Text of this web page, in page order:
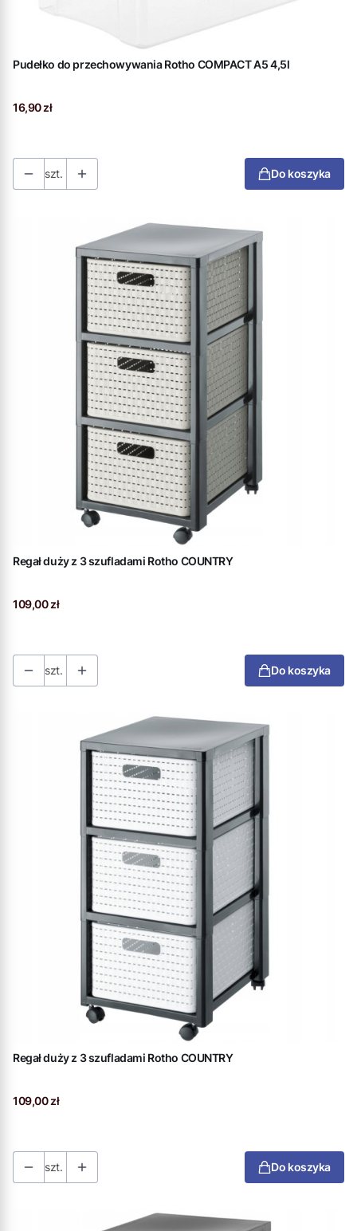
Pudełko do przechowywania Rotho COMPACT A5 4,5l
Cena
16,90 zł
szt. Do koszyka
Regał duży z 3 szufladami Rotho COUNTRY
Cena
109,00 zł
szt. Do koszyka
Regał duży z 3 szufladami Rotho COUNTRY
Cena
109,00 zł
szt. Do koszyka